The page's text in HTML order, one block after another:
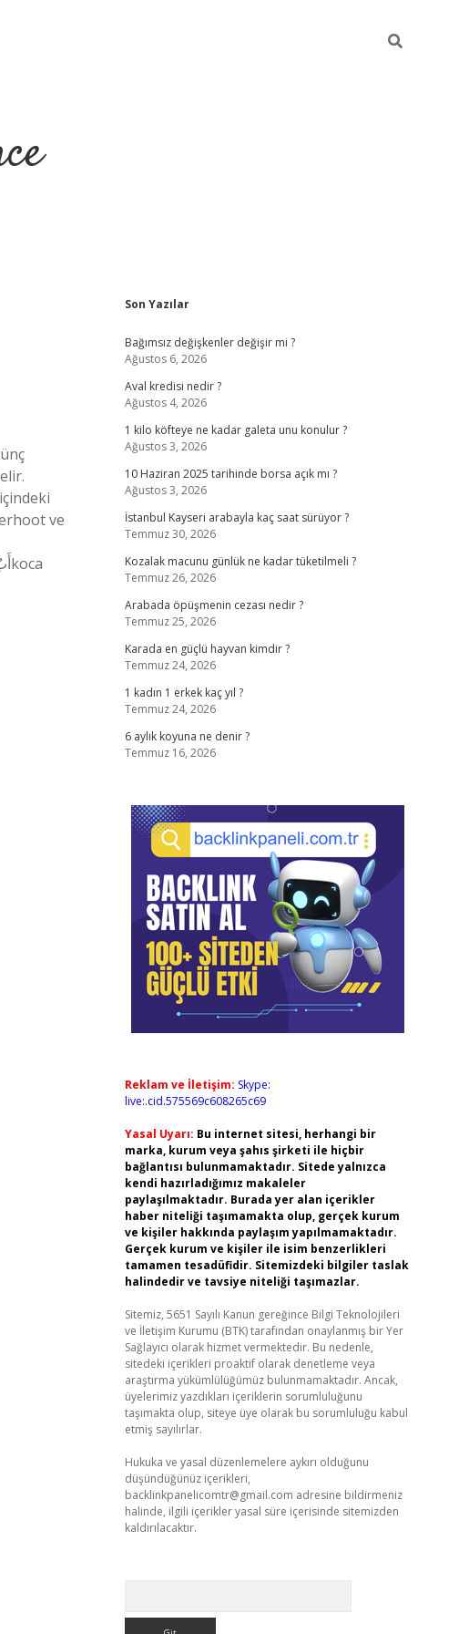
ve
Sidebar
Son Yazılar
Bağımsız değişkenler değişir mi ?
Ağustos 6, 2026
Aval kredisi nedir ?
Ağustos 4, 2026
1 kilo köfteye ne kadar galeta unu konulur ?
Ağustos 3, 2026
10 Haziran 2025 tarihinde borsa açık mı ?
Ağustos 3, 2026
İstanbul Kayseri arabayla kaç saat sürüyor ?
Temmuz 30, 2026
Kozalak macunu günlük ne kadar tüketilmeli ?
Temmuz 26, 2026
Arabada öpüşmenin cezası nedir ?
Temmuz 25, 2026
Karada en güçlü hayvan kimdir ?
Temmuz 24, 2026
1 kadın 1 erkek kaç yıl ?
Temmuz 24, 2026
6 aylık koyuna ne denir ?
Temmuz 16, 2026
Reklam ve İletişim: Skype:
live:.cid.575569c608265c69
Yasal Uyarı: Bu internet sitesi, herhangi bir
marka, kurum veya şahıs şirketi ile hiçbir
bağlantısı bulunmamaktadır. Sitede yalnızca
kendi hazırladığımız makaleler
paylaşılmaktadır. Burada yer alan içerikler
haber niteliği taşımamakta olup, gerçek kurum
ve kişiler hakkında paylaşım yapılmamaktadır.
Gerçek kurum ve kişiler ile isim benzerlikleri
tamamen tesadüfidir. Sitemizdeki bilgiler taslak
halindedir ve tavsiye niteliği taşımazlar.
Sitemiz, 5651 Sayılı Kanun gereğince Bilgi Teknolojileri
ve İletişim Kurumu (BTK) tarafından onaylanmış bir Yer
Sağlayıcı olarak hizmet vermektedir. Bu nedenle,
sitedeki içerikleri proaktif olarak denetleme veya
araştırma yükümlülüğümüz bulunmamaktadır. Ancak,
üyelerimiz yazdıkları içeriklerin sorumluluğunu
taşımakta olup, siteye üye olarak bu sorumluluğu kabul
etmiş sayılırlar.
Hukuka ve yasal düzenlemelere aykırı olduğunu
düşündüğünüz içerikleri,
backlinkpanelicomtr@gmail.com adresine bildirmeniz
halinde, ilgili içerikler yasal süre içerisinde sitemizden
kaldırılacaktır.